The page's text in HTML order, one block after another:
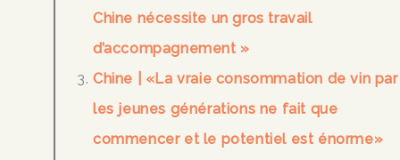
Chine nécessite un gros travail
d’accompagnement »
Chine | «La vraie consommation de vin par
les jeunes générations ne fait que
commencer et le potentiel est énorme»